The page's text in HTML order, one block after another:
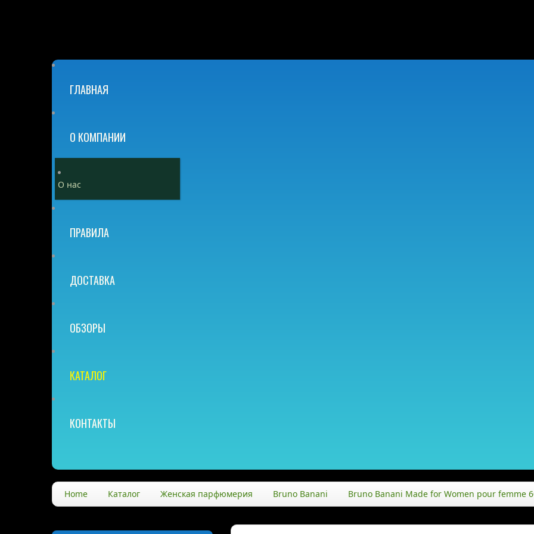
ГЛАВНАЯ
О КОМПАНИИ
О нас
ПРАВИЛА
ДОСТАВКА
ОБЗОРЫ
КАТАЛОГ
КОНТАКТЫ
Home Каталог Женская парфюмерия Bruno Banani Bruno Banani Made for Women pour femme